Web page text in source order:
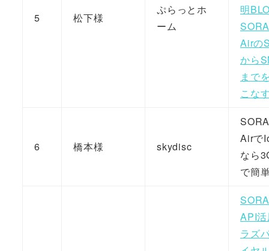
5 松下様
ぷらっとホ
ーム
明
Airの
から
まで
こな
6 橋本様 skydisc
Airで
なら
で簡
API
ラズ